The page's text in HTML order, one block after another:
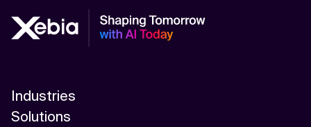
Industries
Solutions